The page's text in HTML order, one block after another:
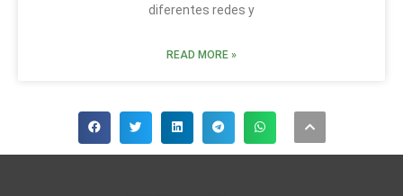
diferentes redes y
READ MORE »